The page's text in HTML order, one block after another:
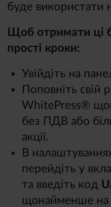
буде використати
Щоб отримати ці
прості кроки:
Увійдіть на
Поповніть свій
WhitePress®
без ПДВ або
акції.
В
перейдіть у
та введіть код
щонайменше на